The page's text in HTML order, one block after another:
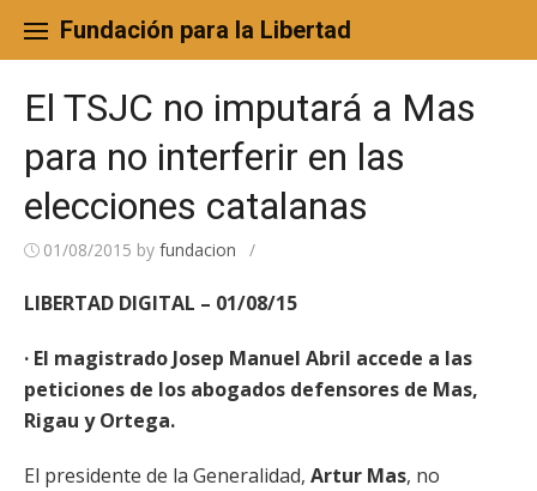
content
Fundación para la Libertad
El TSJC no imputará a Mas
para no interferir en las
elecciones catalanas
01/08/2015 by fundacion /
LIBERTAD DIGITAL – 01/08/15
· El magistrado Josep Manuel Abril accede a las
peticiones de los abogados defensores de Mas,
Rigau y Ortega.
El presidente de la Generalidad, Artur Mas, no